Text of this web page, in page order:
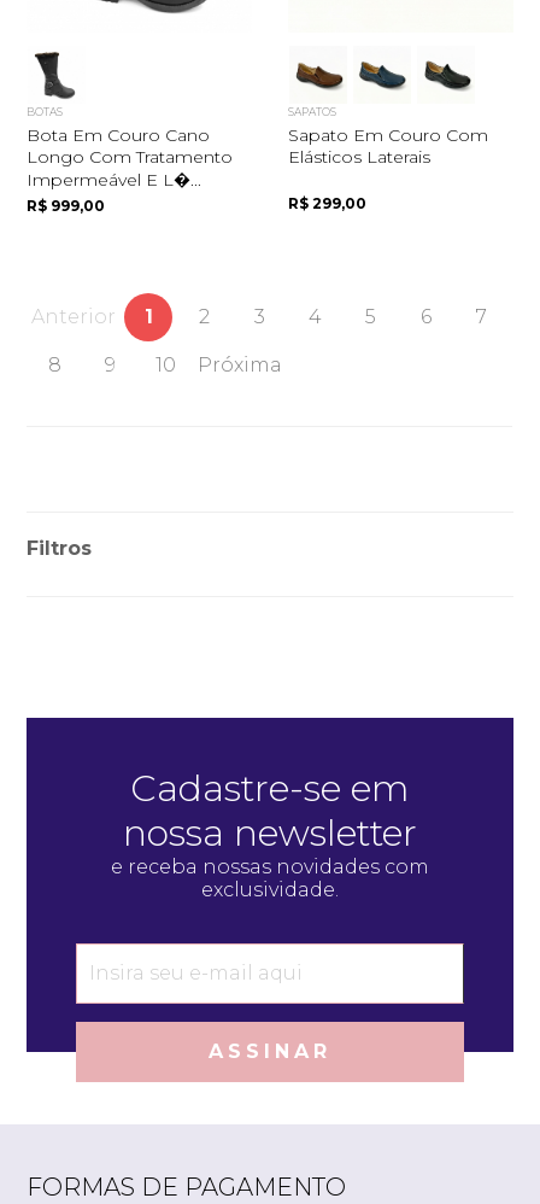
BOTAS
Bota Em Couro Cano
Longo Com Tratamento
Impermeável E L�...
R$ 999,00
SAPATOS
Sapato Em Couro Com
Elásticos Laterais
R$ 299,00
Anterior 1 2 3 4 5 6 7
8 9 10 Próxima
Filtros
Cadastre-se em
nossa newsletter
e receba nossas novidades com
exclusividade.
ASSINAR
FORMAS DE PAGAMENTO